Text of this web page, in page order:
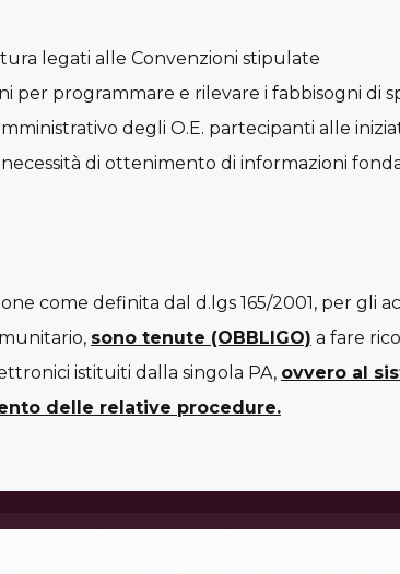
legati alle Convenzioni stipulate
per programmare e rilevare i fabbisogni di
degli O.E. partecipanti alle
di ottenimento di informazioni
come definita dal d.lgs 165/2001, per gli
sono tenute (OBBLIGO) a fare
istituiti dalla singola PA, ovvero al
delle relative procedure.